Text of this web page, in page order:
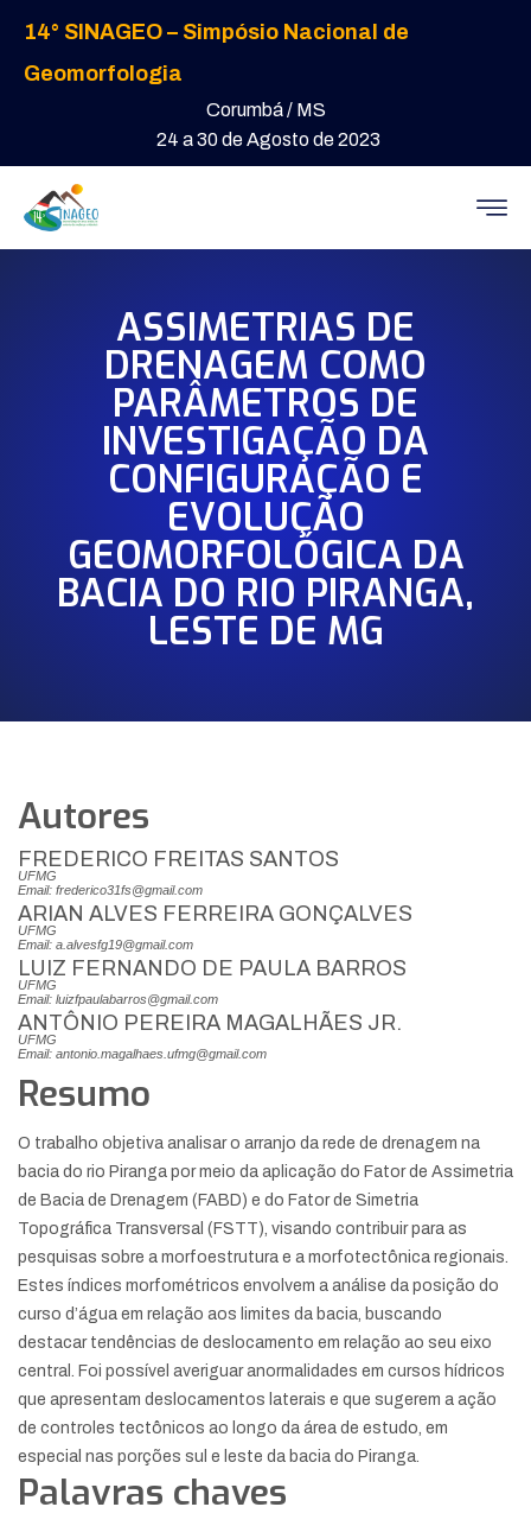
14° SINAGEO – Simpósio Nacional de
Geomorfologia
Corumbá / MS
24 a 30 de Agosto de 2023
ASSIMETRIAS DE
DRENAGEM COMO
PARÂMETROS DE
INVESTIGAÇÃO DA
CONFIGURAÇÃO E
EVOLUÇÃO
GEOMORFOLÓGICA DA
BACIA DO RIO PIRANGA,
LESTE DE MG
Autores
FREDERICO FREITAS SANTOS
UFMG
Email: frederico31fs@gmail.com
ARIAN ALVES FERREIRA GONÇALVES
UFMG
Email: a.alvesfg19@gmail.com
LUIZ FERNANDO DE PAULA BARROS
UFMG
Email: luizfpaulabarros@gmail.com
ANTÔNIO PEREIRA MAGALHÃES JR.
UFMG
Email: antonio.magalhaes.ufmg@gmail.com
Resumo
O trabalho objetiva analisar o arranjo da rede de drenagem na
bacia do rio Piranga por meio da aplicação do Fator de Assimetria
de Bacia de Drenagem (FABD) e do Fator de Simetria
Topográfica Transversal (FSTT), visando contribuir para as
pesquisas sobre a morfoestrutura e a morfotectônica regionais.
Estes índices morfométricos envolvem a análise da posição do
curso d’água em relação aos limites da bacia, buscando
destacar tendências de deslocamento em relação ao seu eixo
central. Foi possível averiguar anormalidades em cursos hídricos
que apresentam deslocamentos laterais e que sugerem a ação
de controles tectônicos ao longo da área de estudo, em
especial nas porções sul e leste da bacia do Piranga.
Palavras chaves